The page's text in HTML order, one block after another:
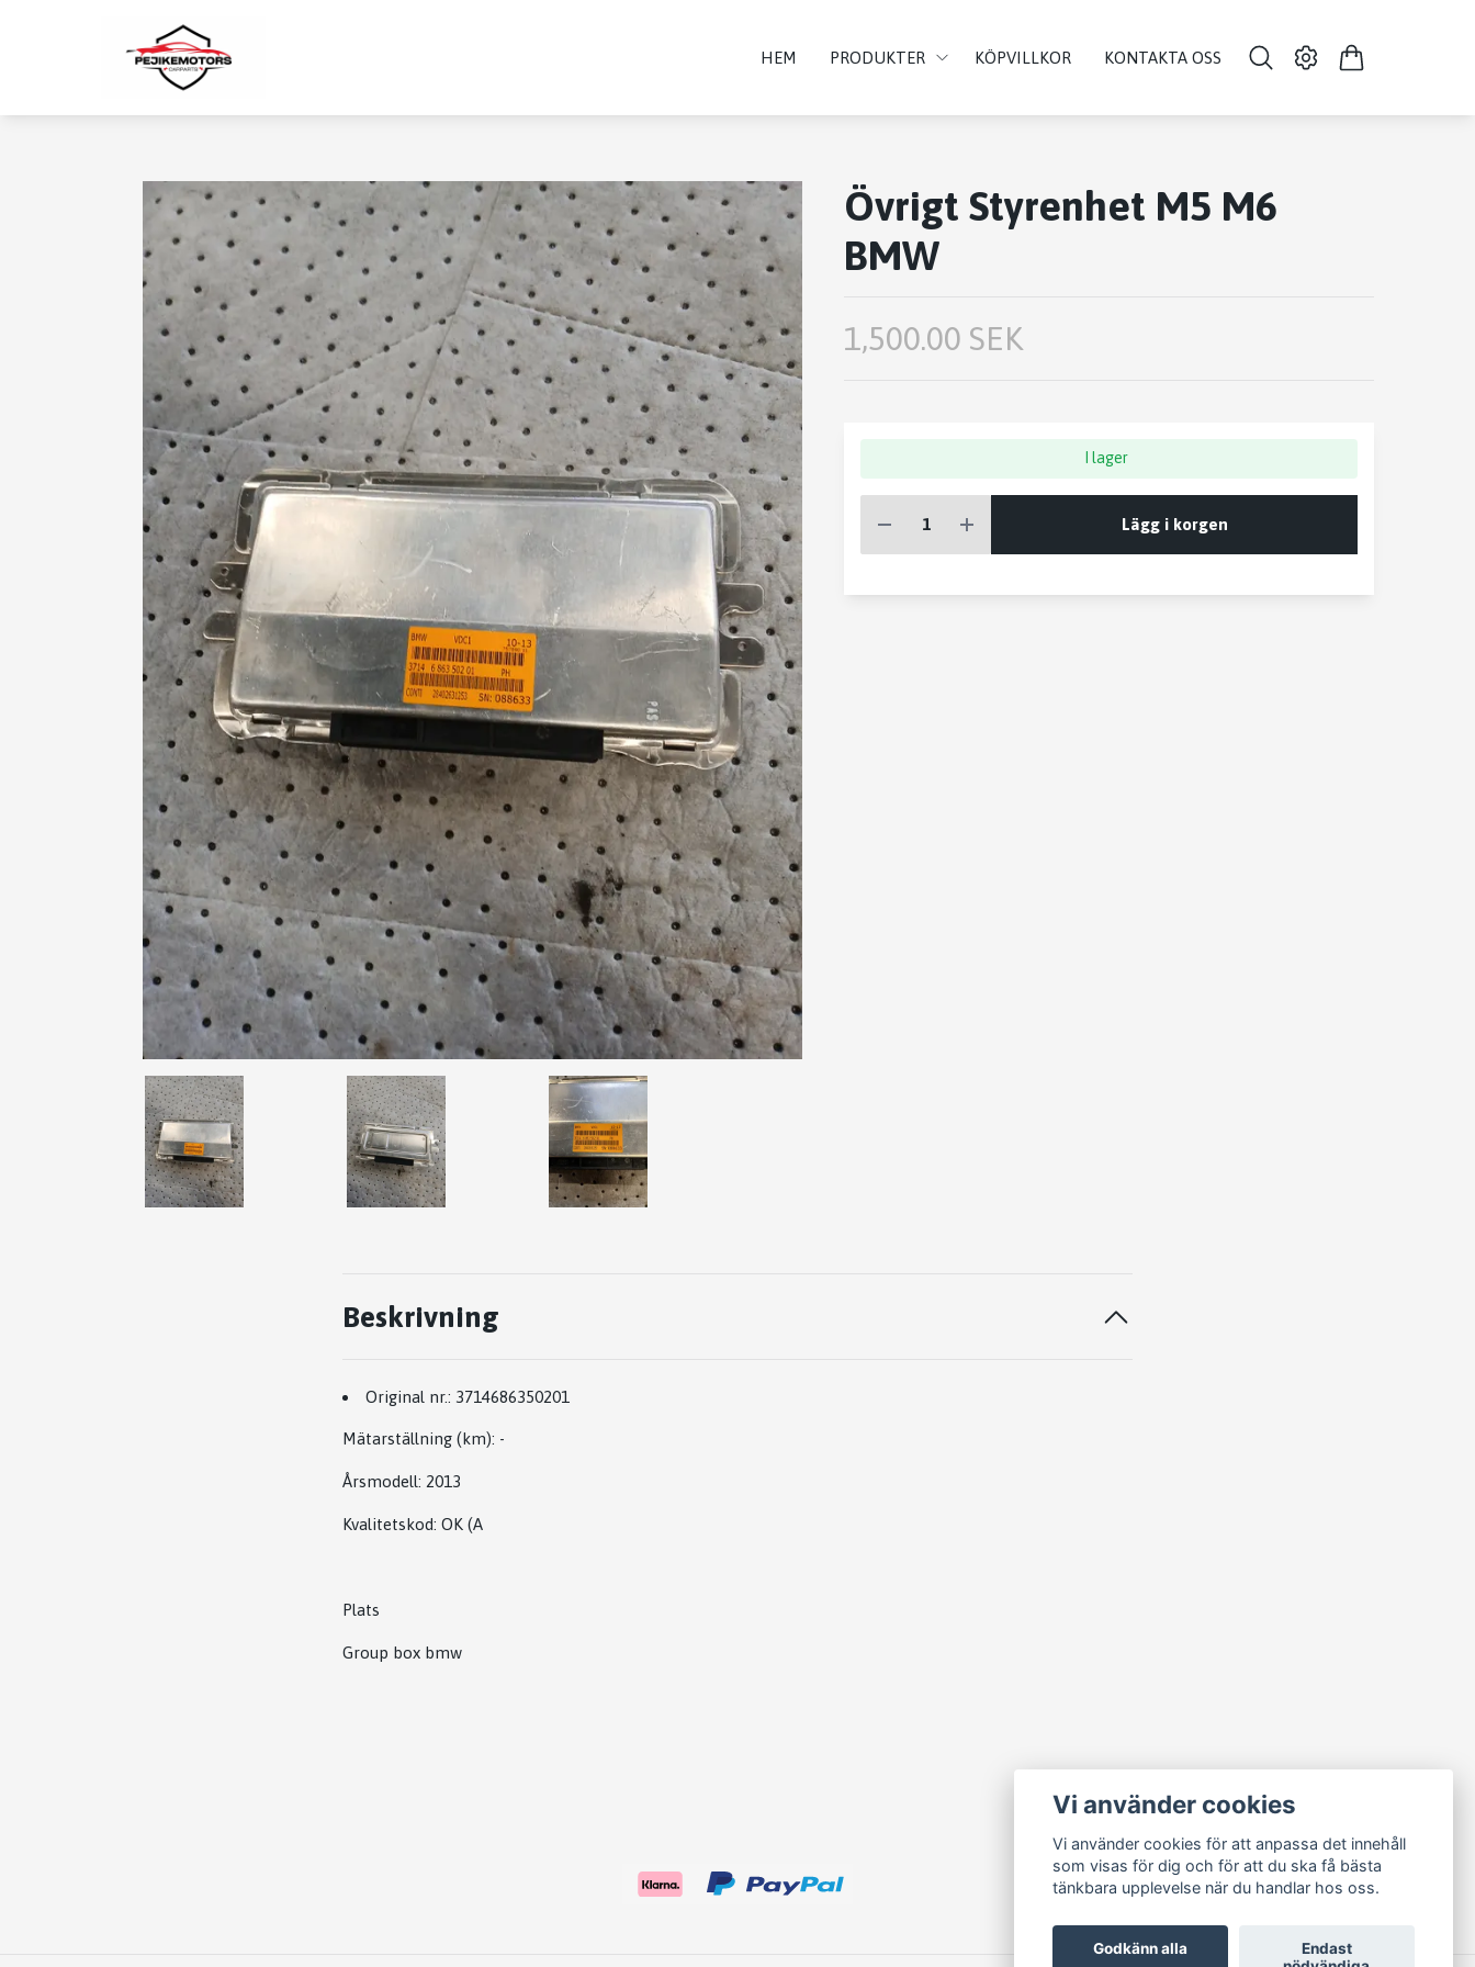
HEM PRODUKTER KÖPVILLKOR KONTAKTA OSS
Övrigt Styrenhet M5 M6
BMW
1,500.00 SEK
I lager
Lägg i korgen
Beskrivning
Original nr.: 3714686350201
Mätarställning (km): -
Årsmodell: 2013
Kvalitetskod: OK (A
Plats
Group box bmw
Vi använder cookies
Vi använder cookies för att anpassa det innehåll
som visas för dig och för att du ska få bästa
tänkbara upplevelse när du handlar hos oss.
Godkänn alla
Endast